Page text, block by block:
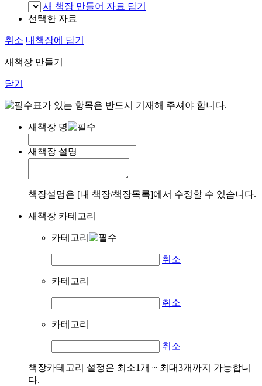
새 책장 만들어 자료 담기
선택한 자료
취소 내책장에 담기
새책장 만들기
닫기
표가 있는 항목은 반드시 기재해 주셔야 합니다.
새책장 명
새책장 설명
책장설명은 [내 책장/책장목록]에서 수정할 수 있습니다.
새책장 카테고리
카테고리
취소
카테고리
취소
카테고리
취소
책장카테고리 설정은 최소1개 ~ 최대3개까지 가능합니
다.